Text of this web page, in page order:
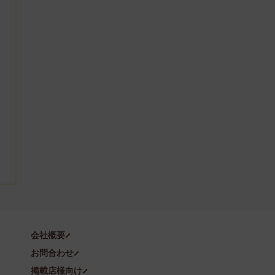
会社概要
お問合わせ
掲載店様向け